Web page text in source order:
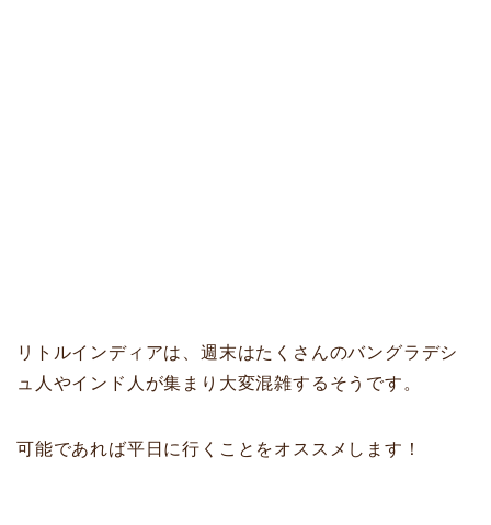
リトルインディアは、週末はたくさんのバングラデシ
ュ人やインド人が集まり大変混雑するそうです。
可能であれば平日に行くことをオススメします！